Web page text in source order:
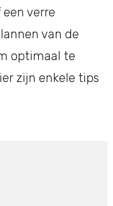
verre
van de
optimaal te
zijn enkele tips